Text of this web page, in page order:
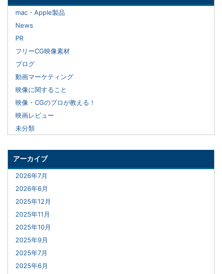
mac・Apple製品
News
PR
フリーCG映像素材
ブログ
動画マーケティング
映像に関すること
映像・CGのプロが教える！
映画レビュー
未分類
アーカイブ
2026年7月
2026年6月
2025年12月
2025年11月
2025年10月
2025年9月
2025年7月
2025年6月